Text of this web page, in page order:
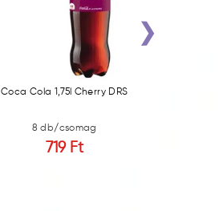
Coca Cola 1,75l Cherry DRS
8 db/csomag
719 Ft
›